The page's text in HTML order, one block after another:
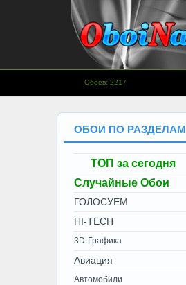
Обоев: 2217
ОБОИ ПО РАЗДЕЛАМ
ТОП за сегодня
Случайные Обои
ГОЛОСУЕМ
HI-TECH
3D-Графика
Авиация
Автомобили